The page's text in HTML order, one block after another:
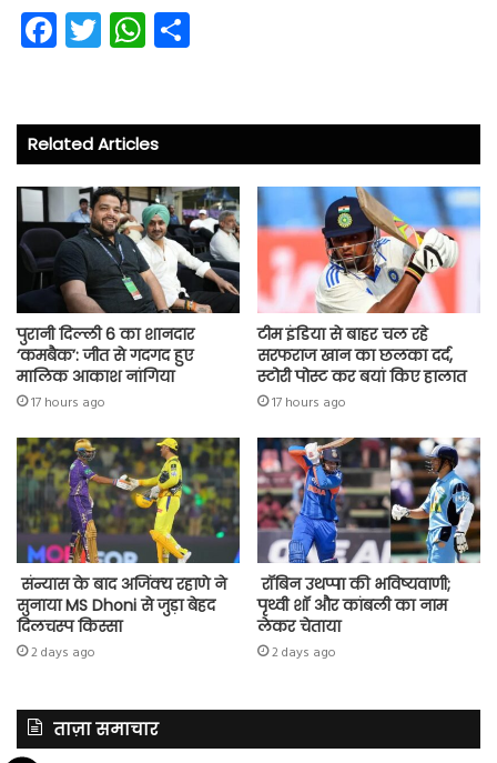
Fa
ce
o
ok
T
wi
er
W
ha
A
p
p
Related Articles
पुरानी दिल्ली 6 का शानदार
‘कमबैक’: जीत से गदगद हुए
मालिक आकाश नांगिया
17 hours ago
टीम इंडिया से बाहर चल रहे
सरफराज खान का छलका दर्द,
स्टोरी पोस्ट कर बयां किए हालात
17 hours ago
संन्यास के बाद अजिंक्‍य रहाणे ने
सुनाया MS Dhoni से जुड़ा बेहद
दिलचस्प किस्सा
2 days ago
रॉबिन उथप्पा की भविष्यवाणी;
पृथ्वी शॉ और कांबली का नाम
लेकर चेताया
2 days ago
ताज़ा समाचार